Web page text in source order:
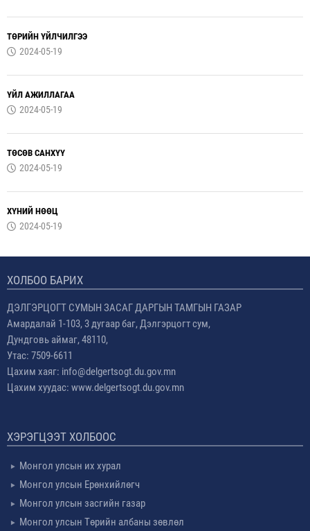
ТӨРИЙН ҮЙЛЧИЛГЭЭ
2024-05-19
ҮЙЛ АЖИЛЛАГАА
2024-05-19
ТӨСӨВ САНХҮҮ
2024-05-19
ХҮНИЙ НӨӨЦ
2024-05-19
ХОЛБОО БАРИХ
ДЭЛГЭРЦОГТ СУМЫН ЗАСАГ ДАРГЫН ТАМГЫН ГАЗАР
Амардалай 1-103, 3 дугаар баг, Дэлгэрцогт сум,
Дундговь аймаг, 48110,
Утас: 7509-6611
Цахим хаяг: info@delgertsogt.du.gov.mn
Цахим хуудас: www.delgertsogt.du.gov.mn
ХЭРЭГЦЭЭТ ХОЛБООС
Монгол улсын их хурал
Монгол улсын Ерөнхийлөгч
Монгол улсын засгийн газар
Монгол улсын Төрийн албаны зөвлөл